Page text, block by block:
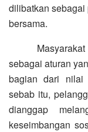
dilibatkan
bersama.
sebagai aturan
bagian dari nilai
sebab itu,
dianggap
keseimbangan